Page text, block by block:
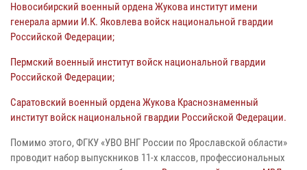
Новосибирский военный ордена Жукова институт имени
генерала армии И.К. Яковлева войск национальной гвардии
Российской Федерации;
Пермский военный институт войск национальной гвардии
Российской Федерации;
Саратовский военный ордена Жукова Краснознаменный
институт войск национальной гвардии Российской Федерации.
Помимо этого, ФГКУ «УВО ВНГ России по Ярославской области»
проводит набор выпускников 11-х классов, профессиональных